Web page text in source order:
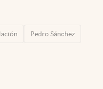
Pedro Sánchez